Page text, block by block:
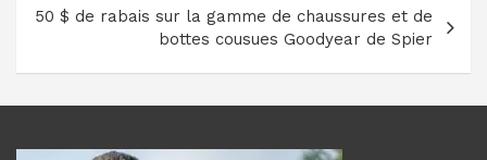
50 $ de rabais sur la gamme de chaussures et de
bottes cousues Goodyear de Spier